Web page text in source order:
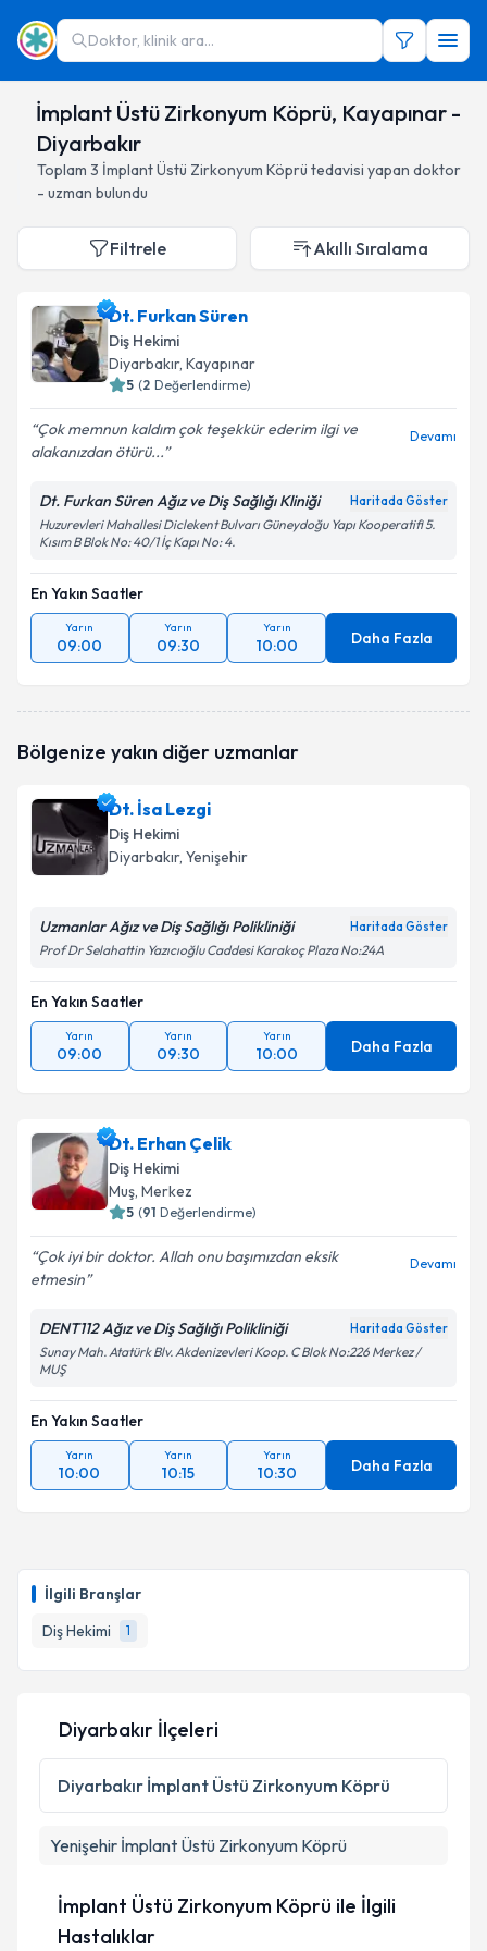
Doktor, klinik ara...
İmplant Üstü Zirkonyum Köprü, Kayapınar -
Diyarbakır
Toplam 3 İmplant Üstü Zirkonyum Köprü tedavisi yapan doktor
- uzman bulundu
İlgili Branşlar
Diş Hekimi
1
Filtrele Akıllı Sıralama
Dt. Furkan Süren
Diş Hekimi
Diyarbakır, Kayapınar
5 (2 Değerlendirme)
Çok memnun kaldım çok teşekkür ederim ilgi ve
alakanızdan ötürü...
Devamı
Dt. Furkan Süren Ağız ve Diş Sağlığı Kliniği Haritada Göster
Huzurevleri Mahallesi Diclekent Bulvarı Güneydoğu Yapı Kooperatifi 5.
Kısım B Blok No: 40/1 İç Kapı No: 4.
En Yakın Saatler
Yarın
09:00
Yarın
09:30
Yarın
10:00 Daha Fazla
Bölgenize yakın diğer uzmanlar
Dt. İsa Lezgi
Diş Hekimi
Diyarbakır, Yenişehir
Uzmanlar Ağız ve Diş Sağlığı Polikliniği Haritada Göster
Prof Dr Selahattin Yazıcıoğlu Caddesi Karakoç Plaza No:24A
En Yakın Saatler
Yarın
09:00
Yarın
09:30
Yarın
10:00 Daha Fazla
Dt. Erhan Çelik
Diş Hekimi
Muş, Merkez
5 (91 Değerlendirme)
Çok iyi bir doktor. Allah onu başımızdan eksik
etmesin
Devamı
DENT112 Ağız ve Diş Sağlığı Polikliniği Haritada Göster
Sunay Mah. Atatürk Blv. Akdenizevleri Koop. C Blok No:226 Merkez /
MUŞ
En Yakın Saatler
Yarın
10:00
Yarın
10:15
Yarın
10:30 Daha Fazla
Diyarbakır İlçeleri
Diyarbakır İmplant Üstü Zirkonyum Köprü
Yenişehir İmplant Üstü Zirkonyum Köprü
İmplant Üstü Zirkonyum Köprü ile İlgili
Hastalıklar